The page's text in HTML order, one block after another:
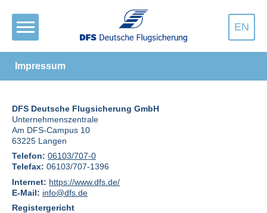
EN
Impressum
DFS Deutsche Flugsicherung GmbH
Unternehmenszentrale
Am DFS-Campus 10
63225 Langen
Telefon: 06103/707-0
Telefax: 06103/707-1396
Internet: https://www.dfs.de/
E-Mail: info@dfs.de
Registergericht